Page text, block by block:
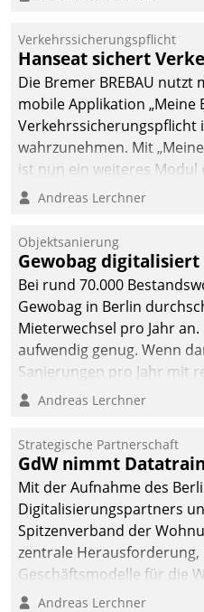
Verkehrssicherungspflicht
Hanseat sichert
Die Bremer BREBAU
mobile Applikation „Meine
Verkehrssicherungspflicht
wahrzunehmen. Mit
ist nun ein weiteres Modul
Einsatz.
Andreas Lerchner
Objektsanierung
Gewobag
Bei rund 70.000
Gewobag in Berlin
Mieterwechsel pro Jahr
aufwendig genug. Wenn
Sanierungen pro Jahr mit
Betreuungs- und
kommunale
gemeinsam mit der
Teilprozess der
Andreas Lerchner
Strategische Partnerschaft
GdW nimmt
Mit der Aufnahme des
Digitalisierungspartners
Spitzenverband der
zentrale
Geschäftsmodelle für die
entwickeln.
Andreas Lerchner